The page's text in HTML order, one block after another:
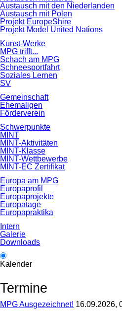
Austausch mit den Niederlanden
Austausch mit Polen
Projekt EuropeShire
Projekt Model United Nations
Kunst-Werke
MPG trifft...
Schach am MPG
Schneesportfahrt
Soziales Lernen
SV
Gemeinschaft
Ehemaligen
Förderverein
Schwerpunkte
MINT
MINT-Aktivitäten
MINT-Klasse
MINT-Wettbewerbe
MINT-EC Zertifikat
Europa am MPG
Europaprofil
Europaprojekte
Europatage
Europapraktika
Intern
Galerie
Downloads
Kalender
Termine
MPG Ausgezeichnet! 16.09.2026,